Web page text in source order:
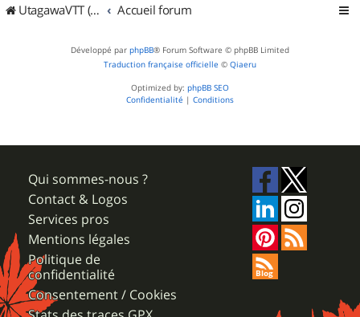
UtagawaVTT (Randos VTT et VTTAE avec traces GPS) Accueil forum
Développé par phpBB® Forum Software © phpBB Limited
Traduction française officielle © Qiaeru
Optimized by: phpBB SEO
Confidentialité | Conditions
Qui sommes-nous ?
Contact & Logos
Services pros
Mentions légales
Politique de
confidentialité
Consentement / Cookies